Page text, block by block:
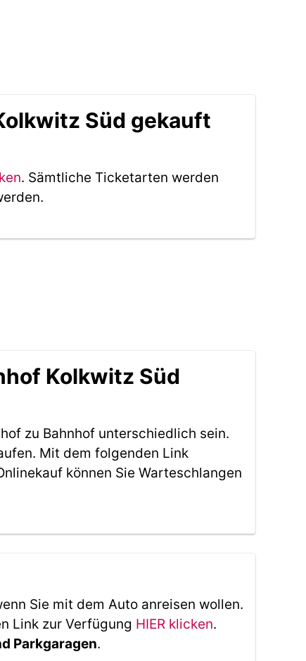
Süd gekauft
. Sämtliche Ticketarten werden
Kolkwitz Süd
zu Bahnhof unterschiedlich sein.
Mit dem folgenden Link
können Sie Warteschlangen
Sie mit dem Auto anreisen wollen.
Link zur Verfügung HIER klicken.
Parkgaragen.